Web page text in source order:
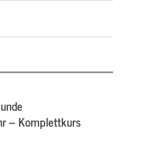
– Komplettkurs